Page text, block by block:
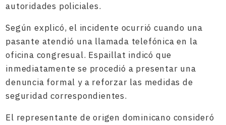
autoridades policiales.
Según explicó, el incidente ocurrió cuando una
pasante atendió una llamada telefónica en la
oficina congresual. Espaillat indicó que
inmediatamente se procedió a presentar una
denuncia formal y a reforzar las medidas de
seguridad correspondientes.
El representante de origen dominicano consideró